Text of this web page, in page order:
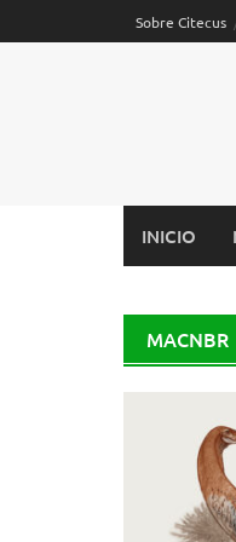
Sobre Citecus
INICIO
MACNBR